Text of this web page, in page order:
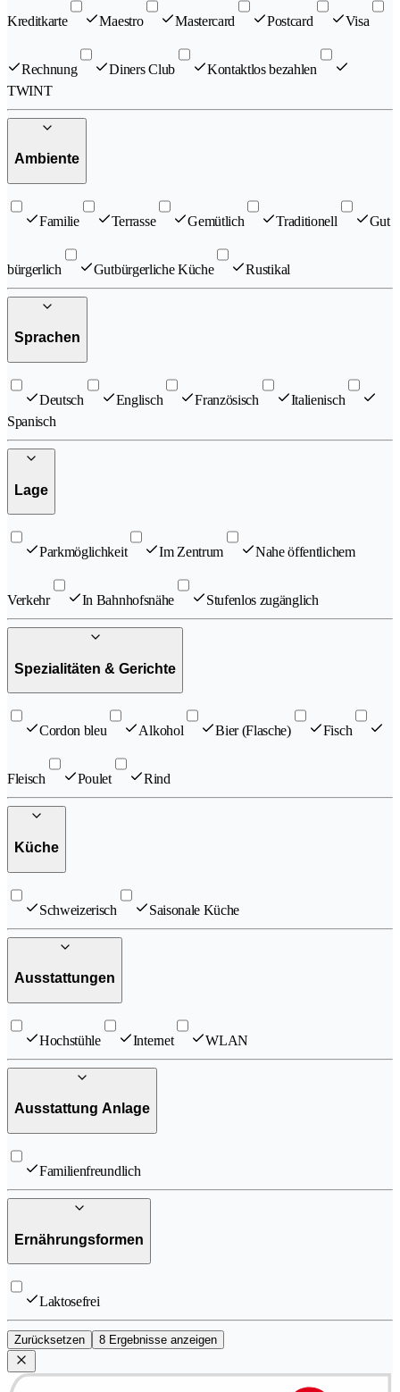
Kreditkarte Maestro Mastercard Postcard Visa
Rechnung Diners Club
Kontaktlos bezahlen
TWINT
Ambiente
Familie Terrasse Gemütlich Traditionell Gut
bürgerlich Gutbürgerliche Küche Rustikal
Sprachen
Deutsch Englisch Französisch
Italienisch
Spanisch
Lage
Parkmöglichkeit Im Zentrum Nahe öffentlichem
Verkehr In Bahnhofsnähe Stufenlos zugänglich
Spezialitäten & Gerichte
Cordon bleu Alkohol Bier (Flasche) Fisch
Fleisch Poulet Rind
Küche
Schweizerisch Saisonale Küche
Ausstattungen
Hochstühle Internet WLAN
Ausstattung Anlage
Familienfreundlich
Ernährungsformen
Laktosefrei
Zurücksetzen 8 Ergebnisse anzeigen